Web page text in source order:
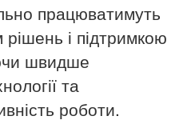
працюватимуть
і підтримкою
швидше
та
роботи.